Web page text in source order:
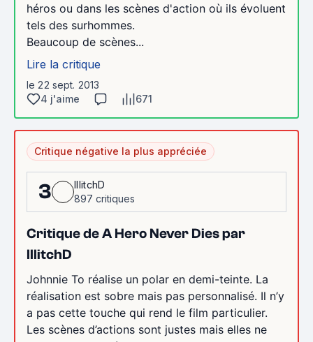
héros ou dans les scènes d'action où ils évoluent
tels des surhommes.
Beaucoup de scènes...
Lire la critique
le 22 sept. 2013
4 j'aime
671
Critique négative la plus appréciée
3
IllitchD
897 critiques
Critique de A Hero Never Dies par
IllitchD
Johnnie To réalise un polar en demi-teinte. La
réalisation est sobre mais pas personnalisé. Il n’y
a pas cette touche qui rend le film particulier.
Les scènes d’actions sont justes mais elles ne